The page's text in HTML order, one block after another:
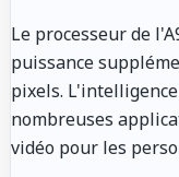
Le processeur de
puissance
pixels.
nombreuses
vidéo pour les